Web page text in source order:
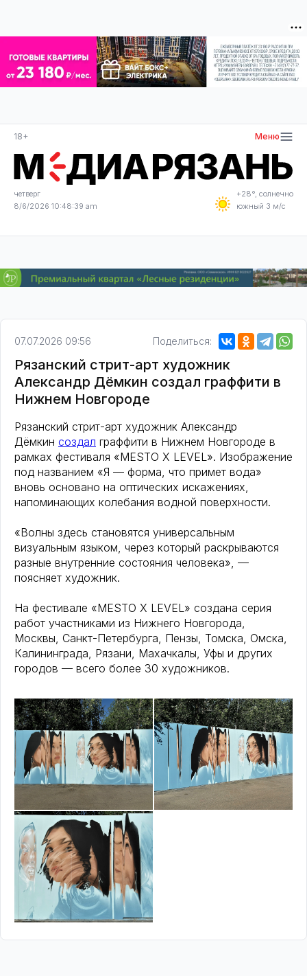
18+ Меню
четверг
8/6/2026 10:48:40 am
+28°, солнечно
южный 3 м/с
07.07.2026 09:56 Поделиться:
Рязанский стрит-арт художник
Александр Дёмкин создал граффити в
Нижнем Новгороде
Рязанский стрит-арт художник Александр
Дёмкин создал граффити в Нижнем Новгороде в
рамках фестиваля «MESTO X LEVEL». Изображение
под названием «Я — форма, что примет вода»
вновь основано на оптических искажениях,
напоминающих колебания водной поверхности.
«Волны здесь становятся универсальным
визуальным языком, через который раскрываются
разные внутренние состояния человека», —
поясняет художник.
На фестивале «MESTO X LEVEL» создана серия
работ участниками из Нижнего Новгорода,
Москвы, Санкт-Петербурга, Пензы, Томска, Омска,
Калининграда, Рязани, Махачкалы, Уфы и других
городов — всего более 30 художников.